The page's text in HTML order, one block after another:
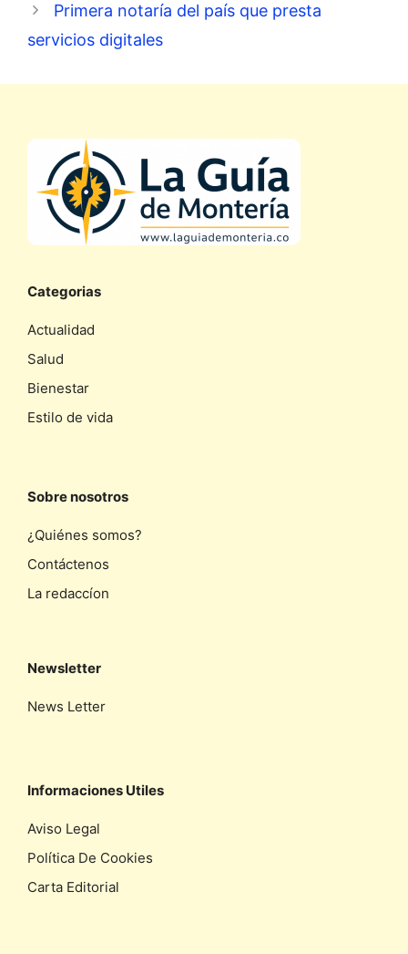
Primera notaría del país que presta
servicios digitales
Categorias
Actualidad
Salud
Bienestar
Estilo de vida
Sobre nosotros
¿Quiénes somos?
Contáctenos
La redaccíon
Newsletter
News Letter
Informaciones Utiles
Aviso Legal
Política De Cookies
Carta Editorial